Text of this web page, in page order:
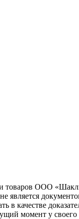
товаров ООО
является
качестве
момент у